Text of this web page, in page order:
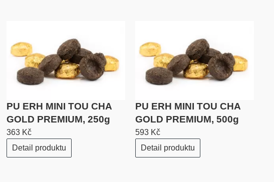
PU ERH MINI TOU CHA
GOLD PREMIUM, 250g
363 Kč
Detail produktu
PU ERH MINI TOU CHA
GOLD PREMIUM, 500g
593 Kč
Detail produktu